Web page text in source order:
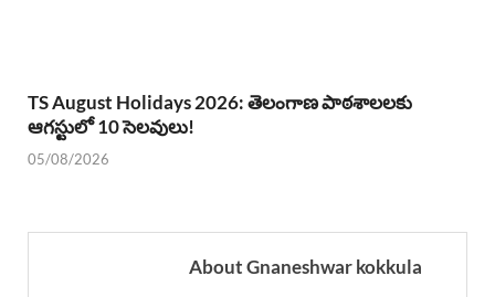
TS August Holidays 2026: తెలంగాణ పాఠశాలలకు
ఆగస్టులో 10 సెలవులు!
05/08/2026
About Gnaneshwar kokkula